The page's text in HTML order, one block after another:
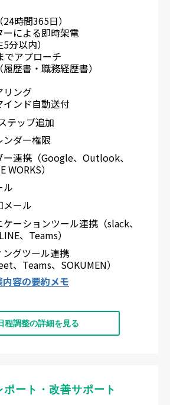
時間365日）
による即時架電
分以内）
でアプローチ
歴書・職務経歴書）
リング
ンド自動送付
テップ追加
ダー権限
連携（Google、Outlook、
WORKS）
ル
メール
ーションツール連携（slack、
、Teams）
グツール連携
、Teams、SOKUMEN）
容の要約メモ
程調整の詳細を見る
ポート・改善サポート